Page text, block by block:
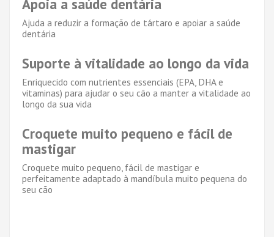
Apoia a saúde dentária
Ajuda a reduzir a formação de tártaro e apoiar a saúde
dentária
Suporte à vitalidade ao longo da vida
Enriquecido com nutrientes essenciais (EPA, DHA e
vitaminas) para ajudar o seu cão a manter a vitalidade ao
longo da sua vida
Croquete muito pequeno e fácil de
mastigar
Croquete muito pequeno, fácil de mastigar e
perfeitamente adaptado à mandíbula muito pequena do
seu cão